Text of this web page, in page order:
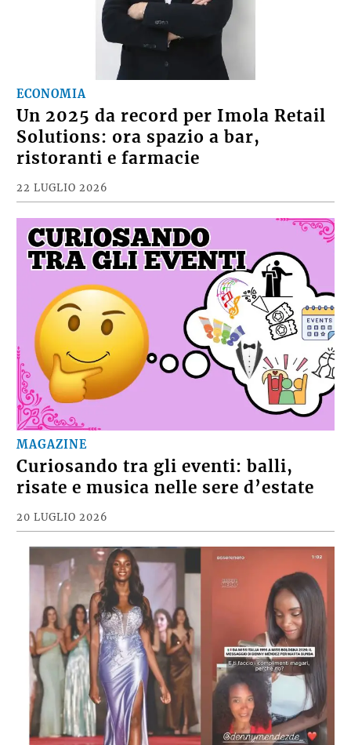
ECONOMIA
Un 2025 da record per Imola Retail
Solutions: ora spazio a bar,
ristoranti e farmacie
22 LUGLIO 2026
MAGAZINE
Curiosando tra gli eventi: balli,
risate e musica nelle sere d’estate
20 LUGLIO 2026